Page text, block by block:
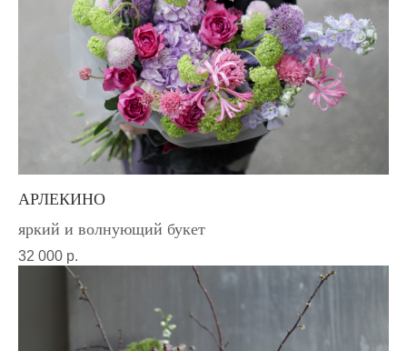
АРЛЕКИНО
яркий и волнующий букет
32 000 р.